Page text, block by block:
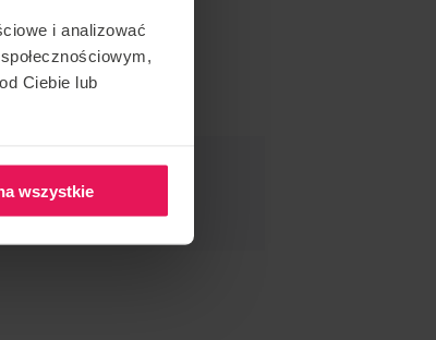
i analizować
Ciebie lub
wszystkie
ÉVÉNEMENT